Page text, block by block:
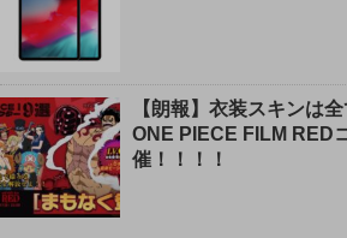
【朗報】衣装スキンは
ONE PIECE FILM RED
催！！！！